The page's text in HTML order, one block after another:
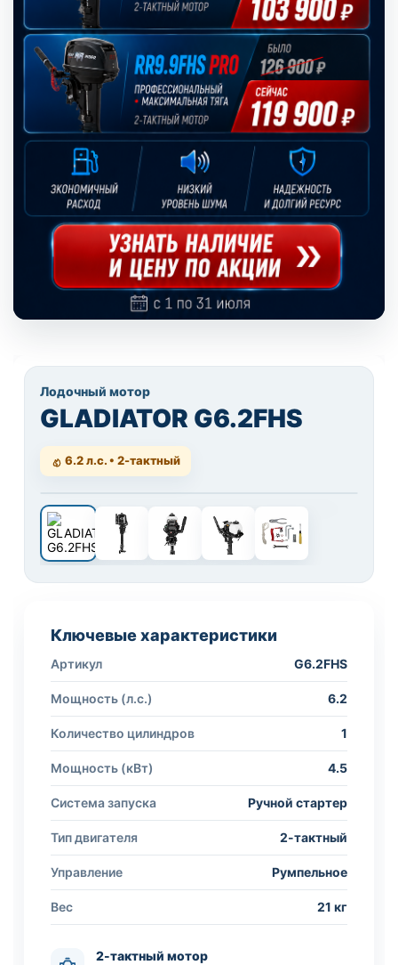
Лодочный мотор
GLADIATOR G6.2FHS
6.2 л.с. • 2-тактный
Ключевые характеристики
Артикул G6.2FHS
Мощность (л.с.) 6.2
Количество цилиндров 1
Мощность (кВт) 4.5
Система запуска Ручной стартер
Тип двигателя 2-тактный
Управление Румпельное
Вес 21 кг
2-тактный мотор